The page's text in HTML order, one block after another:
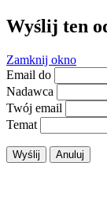
Wyślij ten
Zamknij okno
Email do
Nadawca
Twój email
Temat
Wyślij Anuluj